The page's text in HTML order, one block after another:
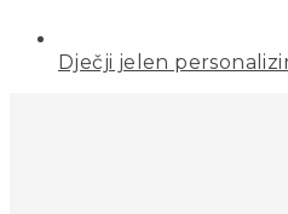
Dječji jelen